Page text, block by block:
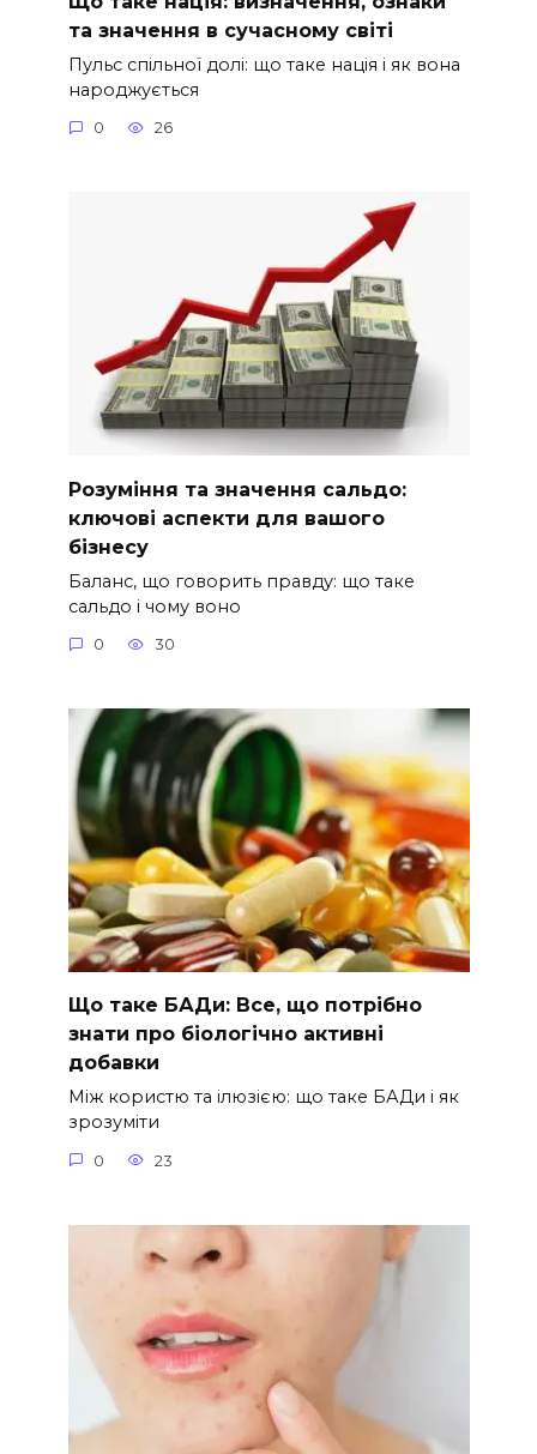
та значення в сучасному світі
Пульс спільної долі: що таке нація і як вона
народжується
0 26
Розуміння та значення сальдо:
ключові аспекти для вашого
бізнесу
Баланс, що говорить правду: що таке
сальдо і чому воно
0 30
Що таке БАДи: Все, що потрібно
знати про біологічно активні
добавки
Між користю та ілюзією: що таке БАДи і як
зрозуміти
0 23